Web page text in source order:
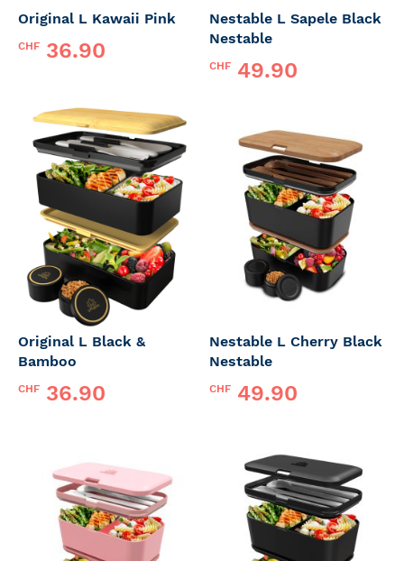
Original L Kawaii Pink
CHF 36.90
Nestable L Sapele Black
Nestable
CHF 49.90
Original L Black &
Bamboo
CHF 36.90
Nestable L Cherry Black
Nestable
CHF 49.90